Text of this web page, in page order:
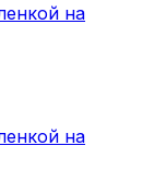
на
на